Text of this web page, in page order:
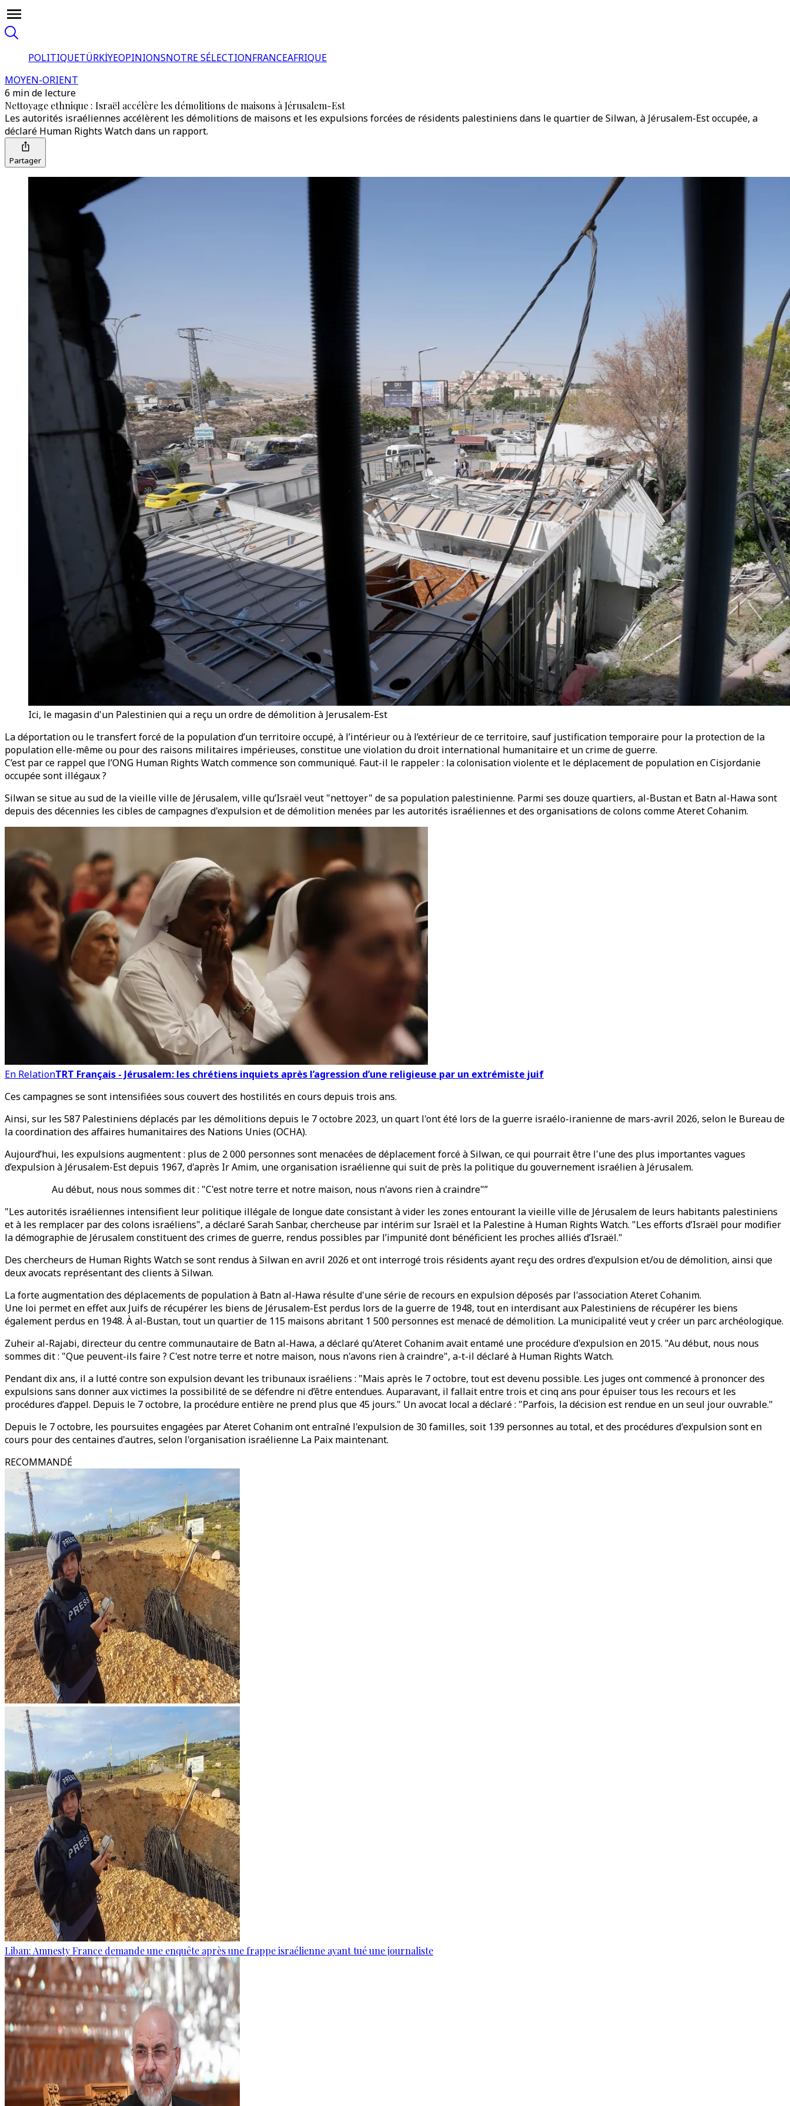
POLITIQUETÜRKİYEOPINIONSNOTRE SÉLECTIONFRANCEAFRIQUE
MOYEN-ORIENT
6 min de lecture
Nettoyage ethnique : Israël accélère les démolitions de maisons à Jérusalem-Est
Les autorités israéliennes accélèrent les démolitions de maisons et les expulsions forcées de résidents palestiniens dans le quartier de Silwan, à Jérusalem-Est occupée, a
déclaré Human Rights Watch dans un rapport.
Partager
Ici, le magasin d'un Palestinien qui a reçu un ordre de démolition à Jerusalem-Est
La déportation ou le transfert forcé de la population d’un territoire occupé, à l’intérieur ou à l’extérieur de ce territoire, sauf justification temporaire pour la protection de la
population elle-même ou pour des raisons militaires impérieuses, constitue une violation du droit international humanitaire et un crime de guerre.
C’est par ce rappel que l’ONG Human Rights Watch commence son communiqué. Faut-il le rappeler : la colonisation violente et le déplacement de population en Cisjordanie
occupée sont illégaux ?
Silwan se situe au sud de la vieille ville de Jérusalem, ville qu’Israël veut "nettoyer" de sa population palestinienne. Parmi ses douze quartiers, al-Bustan et Batn al-Hawa sont
depuis des décennies les cibles de campagnes d'expulsion et de démolition menées par les autorités israéliennes et des organisations de colons comme Ateret Cohanim.
En RelationTRT Français - Jérusalem: les chrétiens inquiets après l’agression d’une religieuse par un extrémiste juif
Ces campagnes se sont intensifiées sous couvert des hostilités en cours depuis trois ans.
Ainsi, sur les 587 Palestiniens déplacés par les démolitions depuis le 7 octobre 2023, un quart l'ont été lors de la guerre israélo-iranienne de mars-avril 2026, selon le Bureau de
la coordination des affaires humanitaires des Nations Unies (OCHA).
Aujourd’hui, les expulsions augmentent : plus de 2 000 personnes sont menacées de déplacement forcé à Silwan, ce qui pourrait être l'une des plus importantes vagues
d’expulsion à Jérusalem-Est depuis 1967, d'après Ir Amim, une organisation israélienne qui suit de près la politique du gouvernement israélien à Jérusalem.
Au début, nous nous sommes dit : "C'est notre terre et notre maison, nous n'avons rien à craindre"”
"Les autorités israéliennes intensifient leur politique illégale de longue date consistant à vider les zones entourant la vieille ville de Jérusalem de leurs habitants palestiniens
et à les remplacer par des colons israéliens", a déclaré Sarah Sanbar, chercheuse par intérim sur Israël et la Palestine à Human Rights Watch. "Les efforts d’Israël pour modifier
la démographie de Jérusalem constituent des crimes de guerre, rendus possibles par l’impunité dont bénéficient les proches alliés d’Israël."
Des chercheurs de Human Rights Watch se sont rendus à Silwan en avril 2026 et ont interrogé trois résidents ayant reçu des ordres d'expulsion et/ou de démolition, ainsi que
deux avocats représentant des clients à Silwan.
La forte augmentation des déplacements de population à Batn al-Hawa résulte d'une série de recours en expulsion déposés par l'association Ateret Cohanim.
Une loi permet en effet aux Juifs de récupérer les biens de Jérusalem-Est perdus lors de la guerre de 1948, tout en interdisant aux Palestiniens de récupérer les biens
également perdus en 1948. À al-Bustan, tout un quartier de 115 maisons abritant 1 500 personnes est menacé de démolition. La municipalité veut y créer un parc archéologique.
Zuheir al-Rajabi, directeur du centre communautaire de Batn al-Hawa, a déclaré qu'Ateret Cohanim avait entamé une procédure d'expulsion en 2015. "Au début, nous nous
sommes dit : "Que peuvent-ils faire ? C'est notre terre et notre maison, nous n'avons rien à craindre", a-t-il déclaré à Human Rights Watch.
Pendant dix ans, il a lutté contre son expulsion devant les tribunaux israéliens : "Mais après le 7 octobre, tout est devenu possible. Les juges ont commencé à prononcer des
expulsions sans donner aux victimes la possibilité de se défendre ni d’être entendues. Auparavant, il fallait entre trois et cinq ans pour épuiser tous les recours et les
procédures d’appel. Depuis le 7 octobre, la procédure entière ne prend plus que 45 jours." Un avocat local a déclaré : "Parfois, la décision est rendue en un seul jour ouvrable."
Depuis le 7 octobre, les poursuites engagées par Ateret Cohanim ont entraîné l'expulsion de 30 familles, soit 139 personnes au total, et des procédures d'expulsion sont en
cours pour des centaines d'autres, selon l'organisation israélienne La Paix maintenant.
RECOMMANDÉ
Liban: Amnesty France demande une enquête après une frappe israélienne ayant tué une journaliste